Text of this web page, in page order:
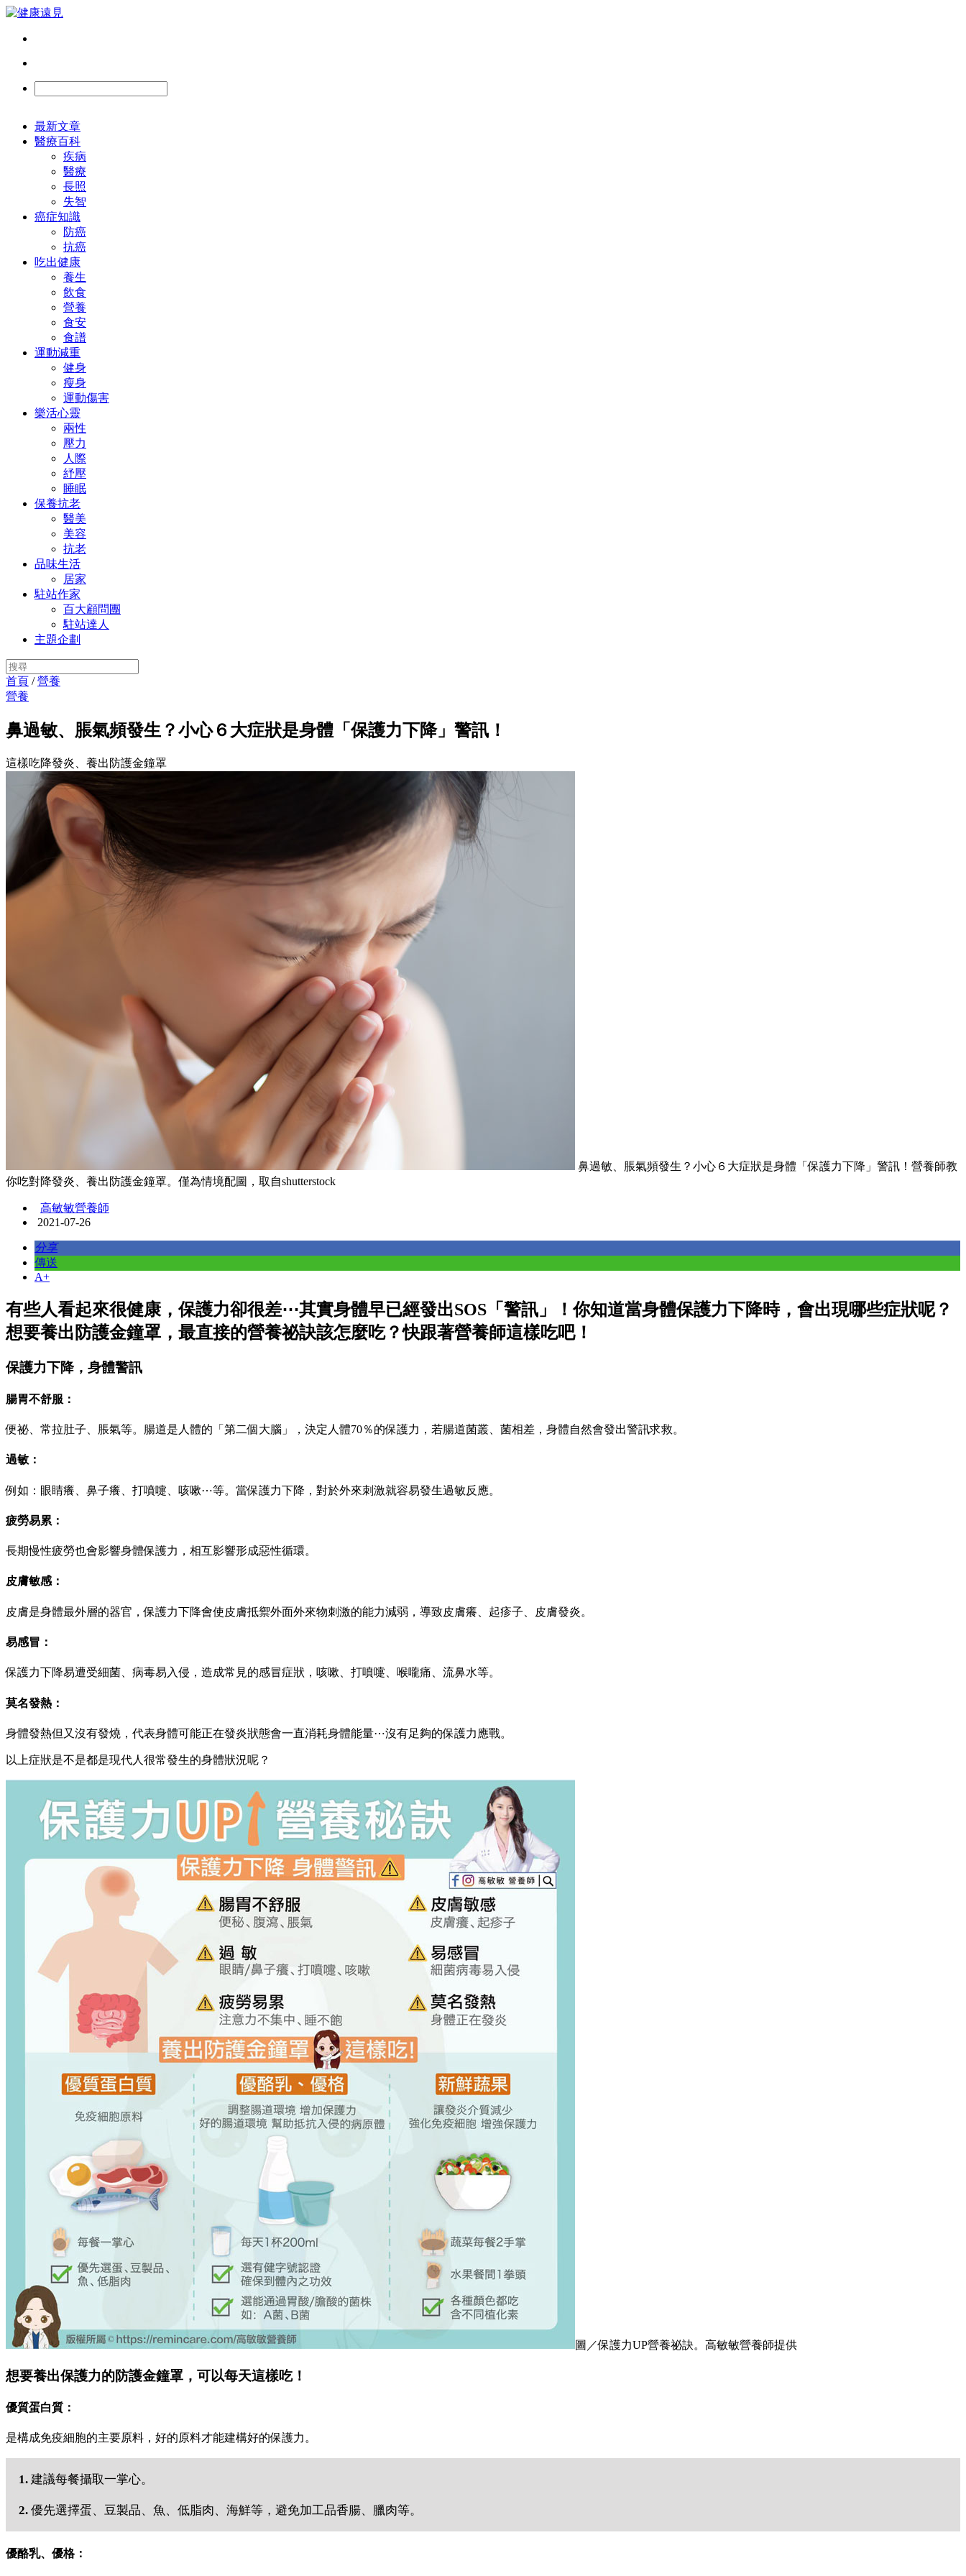
最新文章
醫療百科
疾病
醫療
長照
失智
癌症知識
防癌
抗癌
吃出健康
養生
飲食
營養
食安
食譜
運動減重
健身
瘦身
運動傷害
樂活心靈
兩性
壓力
人際
紓壓
睡眠
保養抗老
醫美
美容
抗老
品味生活
居家
駐站作家
百大顧問團
駐站達人
主題企劃
首頁 /營養
營養
鼻過敏、脹氣頻發生？小心６大症狀是身體「保護力下降」警訊！
這樣吃降發炎、養出防護金鐘罩
鼻過敏、脹氣頻發生？小心６大症狀是身體「保護力下降」警訊！營養師教
你吃對降發炎、養出防護金鐘罩。僅為情境配圖，取自shutterstock
高敏敏營養師
2021-07-26
分享
傳送
A+
有些人看起來很健康，保護力卻很差⋯其實身體早已經發出SOS「警訊」！你知道當身體保護力下降時，會出現哪些症狀呢？
想要養出防護金鐘罩，最直接的營養祕訣該怎麼吃？快跟著營養師這樣吃吧！
保護力下降，身體警訊
腸胃不舒服：
便祕、常拉肚子、脹氣等。腸道是人體的「第二個大腦」，決定人體70％的保護力，若腸道菌叢、菌相差，身體自然會發出警訊求救。
過敏：
例如：眼睛癢、鼻子癢、打噴嚏、咳嗽⋯等。當保護力下降，對於外來刺激就容易發生過敏反應。
疲勞易累：
長期慢性疲勞也會影響身體保護力，相互影響形成惡性循環。
皮膚敏感：
皮膚是身體最外層的器官，保護力下降會使皮膚抵禦外面外來物刺激的能力減弱，導致皮膚癢、起疹子、皮膚發炎。
易感冒：
保護力下降易遭受細菌、病毒易入侵，造成常見的感冒症狀，咳嗽、打噴嚏、喉嚨痛、流鼻水等。
莫名發熱：
身體發熱但又沒有發燒，代表身體可能正在發炎狀態會一直消耗身體能量⋯沒有足夠的保護力應戰。
以上症狀是不是都是現代人很常發生的身體狀況呢？
圖／保護力UP營養祕訣。高敏敏營養師提供
想要養出保護力的防護金鐘罩，可以每天這樣吃！
優質蛋白質：
是構成免疫細胞的主要原料，好的原料才能建構好的保護力。
1. 建議每餐攝取一掌心。
2. 優先選擇蛋、豆製品、魚、低脂肉、海鮮等，避免加工品香腸、臘肉等。
優酪乳、優格：